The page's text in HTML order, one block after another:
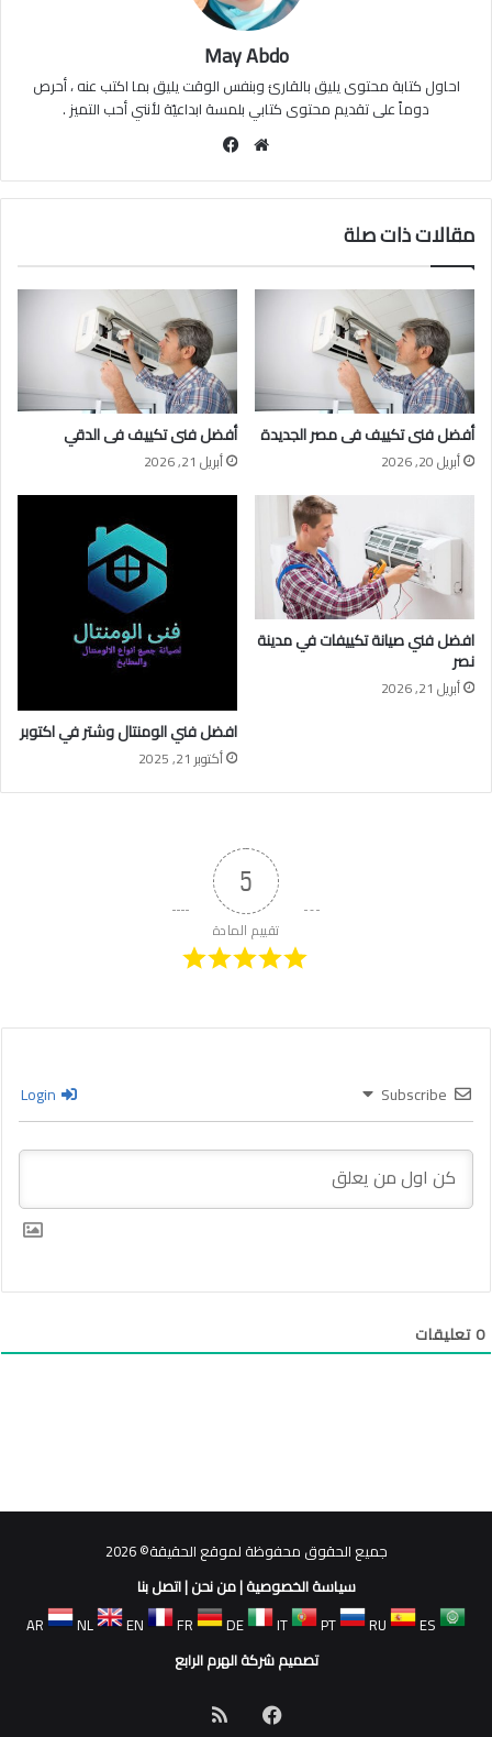
May Abdo
احاول كتابة محتوى يليق بالقارئ وبنفس الوقت يليق بما اكتب عنه ، أحرص
دوماً على تقديم محتوى كتابي بلمسة ابداعيّة لأنني أحب التميز .
موقع
مقالات ذات صلة
أفضل فنى تكييف فى مصر الجديدة
أبريل 20, 2026
أفضل فنى تكييف فى الدقي
أبريل 21, 2026
افضل فني صيانة تكييفات في مدينة
نصر
أبريل 21, 2026
افضل فني الومنتال وشتر في اكتوبر
أكتوبر 21, 2025
5
تقييم المادة
Subscribe
0تعليقات
جميع الحقوق محفوظة لموقع الحقيقة© 2026
سياسة الخصوصية|من نحن|اتصل بنا
AR
NL EN FR DE IT PT RU
ES
تصميم شركة الهرم الرابع
فيسبوكملخص